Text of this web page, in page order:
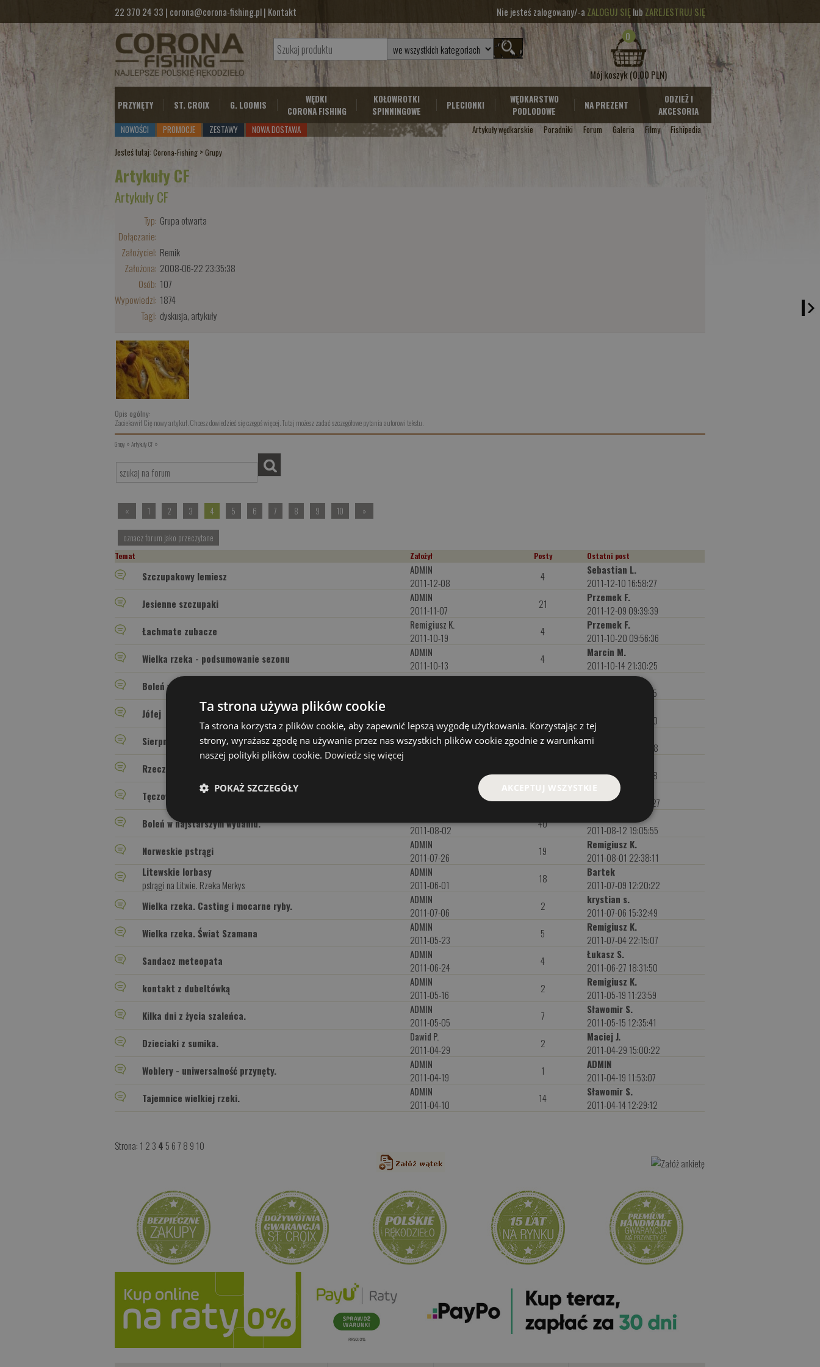
22 370 24 33 | corona@corona-fishing.pl| Kontakt Nie jesteś zalogowany/-a ZALOGUJ SIĘlub ZAREJESTRUJ SIĘ
0
Mój koszyk(0.00 PLN)
PRZYNĘTY ST. CROIX G. LOOMIS
WĘDKI
CORONA FISHING
KOŁOWROTKI
SPINNINGOWE
PLECIONKI
WĘDKARSTWO
PODLODOWE
NA PREZENT
ODZIEŻ I
AKCESORIA
NOWOŚCI
PROMOCJE ZESTAWY NOWA DOSTAWA Artykuły wędkarskie Poradniki Forum Galeria Filmy
Fishipedia
Jesteś tutaj: Corona-Fishing >Grupy
Artykuły CF
Artykuły CF
Typ: Grupa otwarta
Dołączanie:
Założyciel: Remik
Założona: 2008-06-22 23:35:38
Osób: 107
Wypowiedzi: 1874
Tagi: dyskusja, artykuły
Opis ogólny:
Zaciekawił Cię nowy artykuł. Chcesz dowiedzieć się czegoś więcej. Tutaj możesz zadać szczegółowe pytania autorowi tekstu.
Grupy »Artykuły CF »
« 1 2 3 4 5 6 7 8 9 10 »
oznacz forum jako przeczytane
Temat Założył Posty Ostatni post
Szczupakowy lemiesz
ADMIN
2011-12-08
4
Sebastian L.
2011-12-10 16:58:27
Jesienne szczupaki
ADMIN
2011-11-07
21
Przemek F.
2011-12-09 09:39:39
Łachmate zubacze
Remigiusz K.
2011-10-19
4
Przemek F.
2011-10-20 09:56:36
Wielka rzeka - podsumowanie sezonu
ADMIN
2011-10-13
4
Marcin M.
2011-10-14 21:30:25
Boleń w kolorze złota
ADMIN
ADMIN
2011-09-23 13:46:15
Jófej
2011-09-14 13:09:30
Sierpniowe strzygowanie
ADMIN
2011-09-02
10
Łukasz S.
2011-09-06 13:42:18
Rzeczny spinning na cięzko.
2011-08-19 22:17:18
Tęczowy lorbas
14
Adam D.
2011-08-12 20:24:27
Boleń w najstarszym wydaniu.
2011-08-02
40
2011-08-12 19:05:55
Norweskie pstrągi
ADMIN
2011-07-26
19
Remigiusz K.
2011-08-01 22:38:11
Litewskie lorbasy
pstrągi na Litwie. Rzeka Merkys
ADMIN
2011-06-01
18
Bartek
2011-07-09 12:20:22
Wielka rzeka. Casting i mocarne ryby.
ADMIN
2011-07-06
2
krystian s.
2011-07-06 15:32:49
Wielka rzeka. Świat Szamana
ADMIN
2011-05-23
5
Remigiusz K.
2011-07-04 22:15:07
Sandacz meteopata
ADMIN
2011-06-24
4
Łukasz S.
2011-06-27 18:31:50
kontakt z dubeltówką
ADMIN
2011-05-16
2
Remigiusz K.
2011-05-19 11:23:59
Kilka dni z życia szaleńca.
ADMIN
2011-05-05
7
Sławomir S.
2011-05-15 12:35:41
Dzieciaki z sumika.
Dawid P.
2011-04-29
2
Maciej J.
2011-04-29 15:00:22
Woblery - uniwersalność przynęty.
ADMIN
2011-04-19
1
ADMIN
2011-04-19 11:53:07
Tajemnice wielkiej rzeki.
ADMIN
2011-04-10
14
Sławomir S.
2011-04-14 12:29:12
Strona: 1 2 3 4 5 67 8 9 10
Ta strona używa plików cookie
Ta strona korzysta z plików cookie, aby zapewnić lepszą wygodę użytkowania. Korzystając z tej
strony, wyrażasz zgodę na używanie przez nas wszystkich plików cookie zgodnie z warunkami
naszej polityki plików cookie. Dowiedz się więcej
AKCEPTUJ WSZYSTKIE
POKAŻ SZCZEGÓŁY